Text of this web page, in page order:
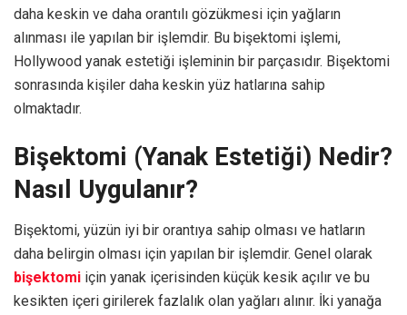
daha keskin ve daha orantılı gözükmesi için yağların
alınması ile yapılan bir işlemdir. Bu bişektomi işlemi,
Hollywood yanak estetiği işleminin bir parçasıdır. Bişektomi
sonrasında kişiler daha keskin yüz hatlarına sahip
olmaktadır.
Bişektomi (Yanak Estetiği) Nedir?
Nasıl Uygulanır?
Bişektomi, yüzün iyi bir orantıya sahip olması ve hatların
daha belirgin olması için yapılan bir işlemdir. Genel olarak
bişektomi için yanak içerisinden küçük kesik açılır ve bu
kesikten içeri girilerek fazlalık olan yağları alınır. İki yanağa